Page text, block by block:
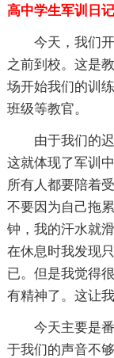
高中学生军训日
今天，我们
之前到校。这是
场开始我们的训
班级等教官。
由于我们的
这就体现了军训
所有人都要陪着
不要因为自己拖
钟，我的汗水就
在休息时我发现
已。但是我觉得
有精神了。这让
今天主要是
于我们的声音不